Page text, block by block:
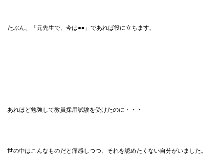
たぶん、「元先生で、今は●●」であれば役に立ちます。
あれほど勉強して教員採用試験を受けたのに・・・
世の中はこんなものだと痛感しつつ、それを認めたくない自分がいました。